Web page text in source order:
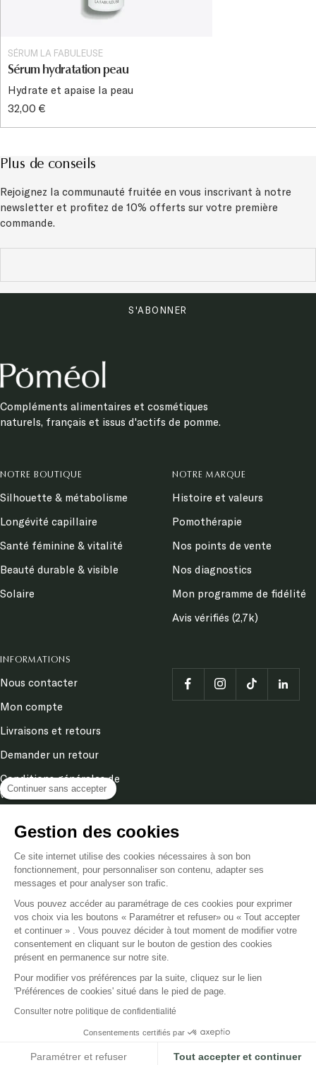
Continuer sans accepter
Gestion des cookies
Ce site internet utilise des cookies nécessaires à son bon
fonctionnement, pour personnaliser son contenu, adapter ses
messages et pour analyser son trafic.
Vous pouvez accéder au paramétrage de ces cookies pour exprimer
vos choix via les boutons « Paramétrer et refuser» ou « Tout accepter
et continuer » . Vous pouvez décider à tout moment de modifier votre
consentement en cliquant sur le bouton de gestion des cookies
présent en permanence sur notre site.
Pour modifier vos préférences par la suite, cliquez sur le lien
'Préférences de cookies' situé dans le pied de page.
Consulter notre politique de confidentialité
Consentements certifiés par
Paramétrer et refuser Tout accepter et continuer
SÉRUM LA FABULEUSE
Sérum hydratation peau
Hydrate et apaise la peau
32,00 €
Plus de conseils
Rejoignez la communauté fruitée en vous inscrivant à notre
newsletter et profitez de 10% offerts sur votre première
commande.
S'ABONNER
Compléments alimentaires et cosmétiques
naturels, français et issus d'actifs de pomme.
NOTRE BOUTIQUE
Silhouette & métabolisme
Longévité capillaire
Santé féminine & vitalité
Beauté durable & visible
Solaire
NOTRE MARQUE
Histoire et valeurs
Pomothérapie
Nos points de vente
Nos diagnostics
Mon programme de fidélité
Avis vérifiés (2,7k)
INFORMATIONS
Nous contacter
Mon compte
Livraisons et retours
Demander un retour
Conditions générales de
ventes
Politique de confidentialité
& cookies
Langue
FR
Poméol 2026
Nous acceptons